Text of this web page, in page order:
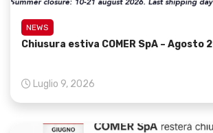
NEWS
Chiusura estiva COMER SpA – Agosto
Luglio 9, 2026